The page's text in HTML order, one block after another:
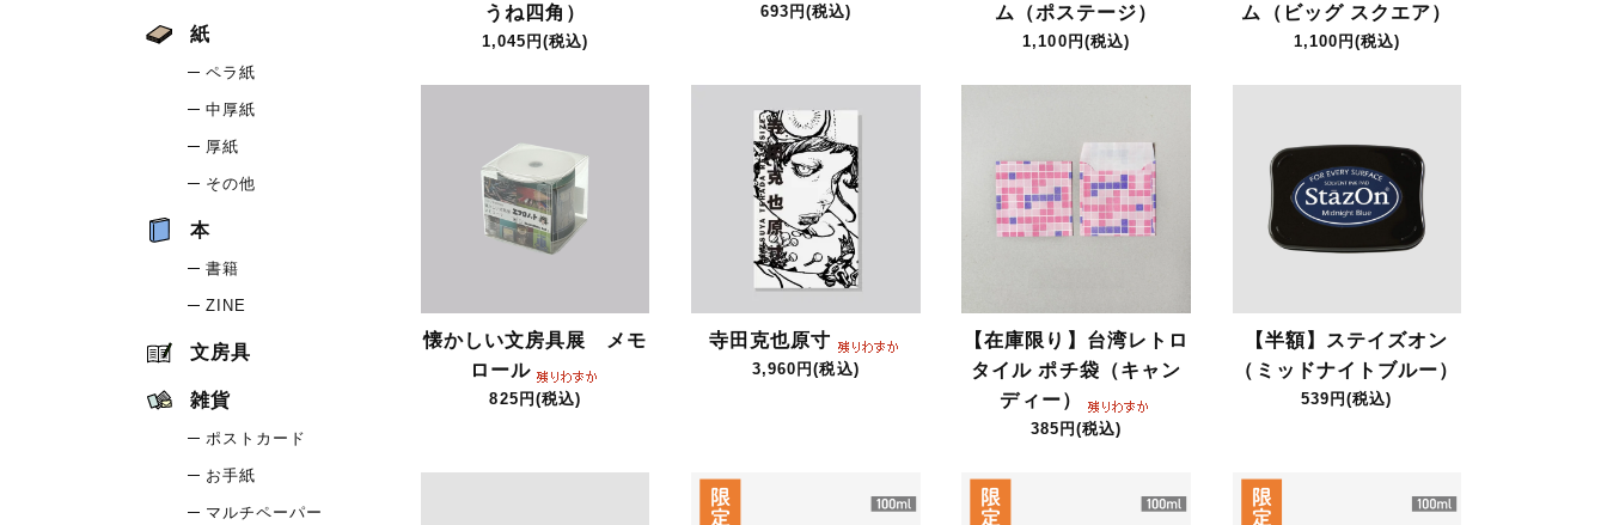
うね四角）
1,045円(税込)
693円(税込)
ム（ポステージ）
1,100円(税込)
ム（ビッグ スクエア）
1,100円(税込)
懐かしい文房具展 メモ
ロール
825円(税込)
寺田克也原寸
3,960円(税込)
【在庫限り】台湾レトロ
タイル ポチ袋（キャン
ディー）
385円(税込)
【半額】ステイズオン
（ミッドナイトブルー）
539円(税込)
紙
ペラ紙
中厚紙
厚紙
その他
本
書籍
ZINE
文房具
雑貨
ポストカード
お手紙
マルチペーパー